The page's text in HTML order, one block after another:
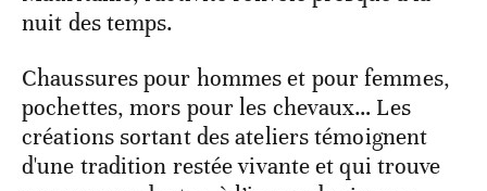
nuit des temps.
Chaussures pour hommes et pour femmes,
pochettes, mors pour les chevaux… Les
créations sortant des ateliers témoignent
d'une tradition restée vivante et qui trouve